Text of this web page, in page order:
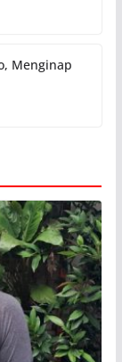
Menginap